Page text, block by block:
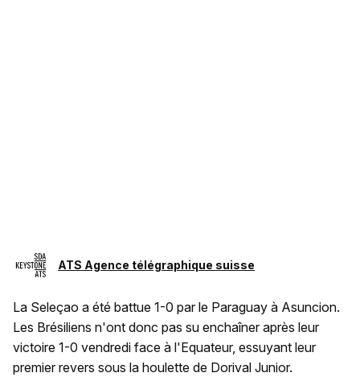
ATS Agence télégraphique suisse
La Seleçao a été battue 1-0 par le Paraguay à Asuncion.
Les Brésiliens n'ont donc pas su enchaîner après leur
victoire 1-0 vendredi face à l'Equateur, essuyant leur
premier revers sous la houlette de Dorival Junior.